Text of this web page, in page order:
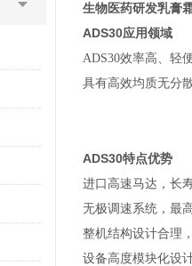
生物医药研发乳膏
ADS30应用领域
ADS30效率高、轻
具有高效均质无分
ADS30特点优势
进口高速马达，长
无极调速系统，最
整机结构设计合理
设备高度模块化设